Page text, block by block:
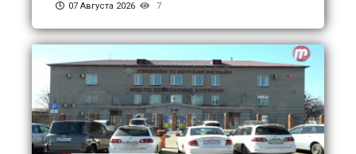
07 Августа 2026 7